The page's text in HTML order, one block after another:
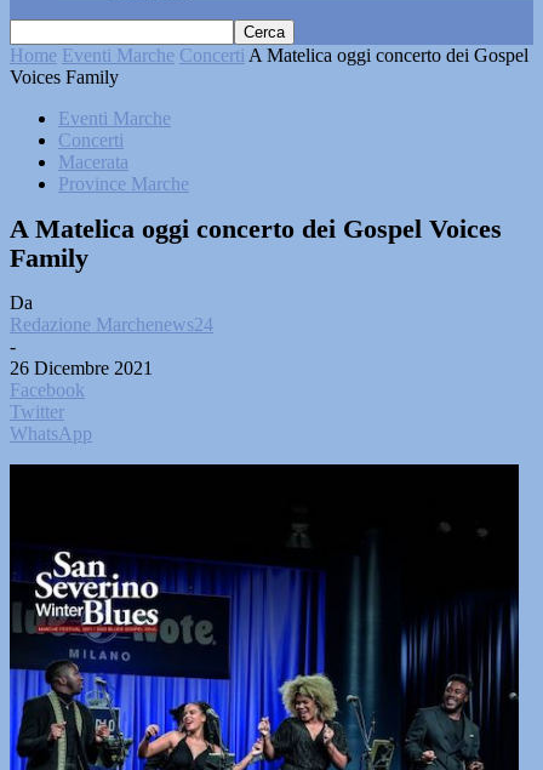
Home Eventi Marche Concerti A Matelica oggi concerto dei Gospel
Voices Family
Eventi Marche
Concerti
Macerata
Province Marche
A Matelica oggi concerto dei Gospel Voices
Family
Da
Redazione Marchenews24
-
26 Dicembre 2021
Facebook
Twitter
WhatsApp